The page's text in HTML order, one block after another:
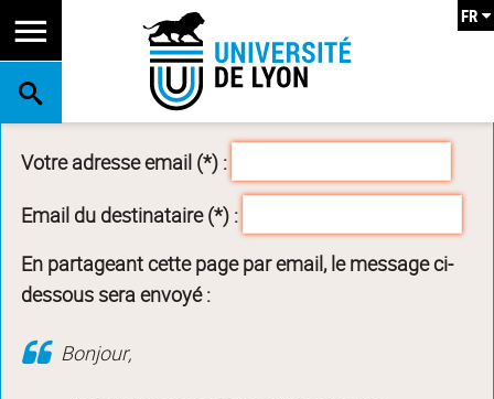
RECHERCHE
FR
Votre adresse email (*) :
Email du destinataire (*) :
En partageant cette page par email, le message ci-
dessous sera envoyé :
Bonjour,